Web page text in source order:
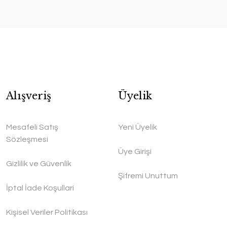
Alışveriş
Mesafeli Satış
Sözleşmesi
Gizlilik ve Güvenlik
İptal İade Koşullari
Kişisel Veriler Politikası
Üyelik
Yeni Üyelik
Üye Girişi
Şifremi Unuttum